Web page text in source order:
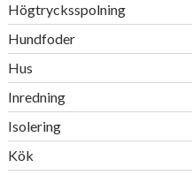
Högtrycksspolning
Hundfoder
Hus
Inredning
Isolering
Kök